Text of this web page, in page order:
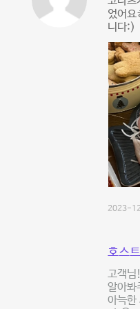
었어요
니다:)
2023-
호스
고객님
알아봐
아늑한